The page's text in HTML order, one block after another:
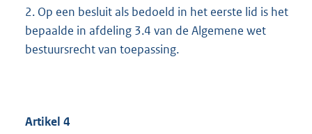
2. Op een besluit als bedoeld in het eerste lid is het
bepaalde in afdeling 3.4 van de Algemene wet
bestuursrecht van toepassing.
Artikel 4